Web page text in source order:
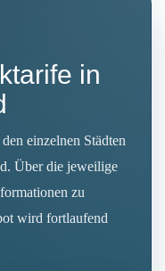
in
einzelnen Städten
Über die jeweilige
zu
wird fortlaufend